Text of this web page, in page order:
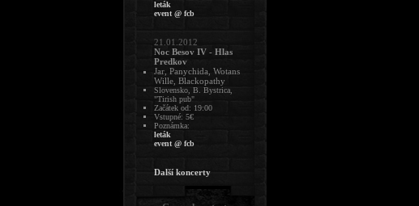
leták
event @ fcb
21.01.2012
Noc Besov IV - Hlas
Predkov
Jar, Panychida, Wotans
Wille, Blackopathy
Slovensko, B. Bystrica,
"Tirish pub"
Začátek od: 19:00
Vstupné: 5€
Poznámka:
leták
event @ fcb
Další koncerty